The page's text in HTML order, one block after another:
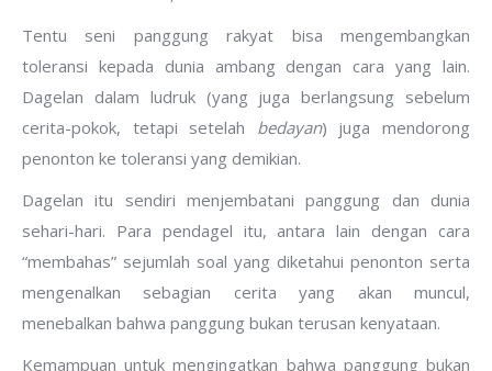
Tentu seni panggung rakyat bisa mengembangkan
toleransi kepada dunia ambang dengan cara yang lain.
Dagelan dalam ludruk (yang juga berlangsung sebelum
cerita-pokok, tetapi setelah bedayan) juga mendorong
penonton ke toleransi yang demikian.
Dagelan itu sendiri menjembatani panggung dan dunia
sehari-hari. Para pendagel itu, antara lain dengan cara
“membahas” sejumlah soal yang diketahui penonton serta
mengenalkan sebagian cerita yang akan muncul,
menebalkan bahwa panggung bukan terusan kenyataan.
Kemampuan untuk mengingatkan bahwa panggung bukan